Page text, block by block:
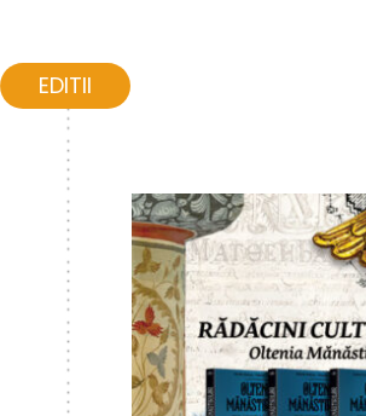
EDITII